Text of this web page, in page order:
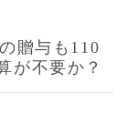
贈与も110
が不要か？